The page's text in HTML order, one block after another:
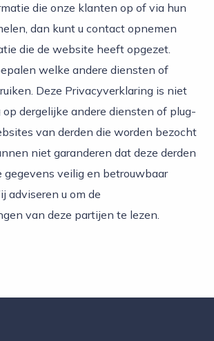
die onze klanten op of via hun
dan kunt u contact opnemen
die de website heeft opgezet.
welke andere diensten of
Deze Privacyverklaring is niet
dergelijke andere diensten of plug-
van derden die worden bezocht
niet garanderen dat deze derden
gegevens veilig en betrouwbaar
adviseren u om de
van deze partijen te lezen.